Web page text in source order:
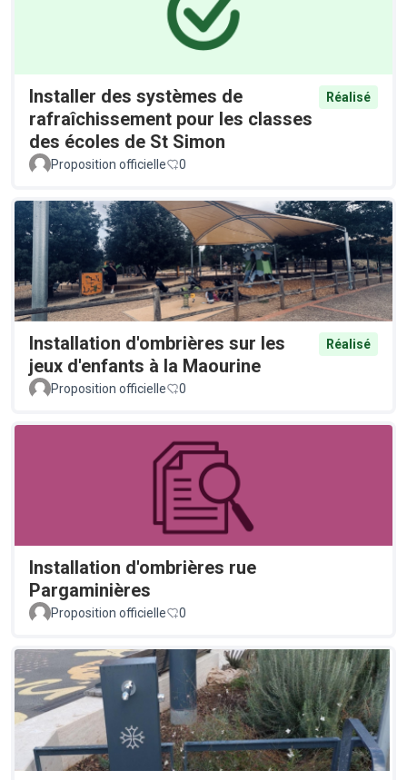
Installer des systèmes de
rafraîchissement pour les classes
des écoles de St Simon
Réalisé
Proposition officielle 0
Installation d'ombrières sur les
jeux d'enfants à la Maourine
Réalisé
Proposition officielle 0
Installation d'ombrières rue
Pargaminières
Proposition officielle 0